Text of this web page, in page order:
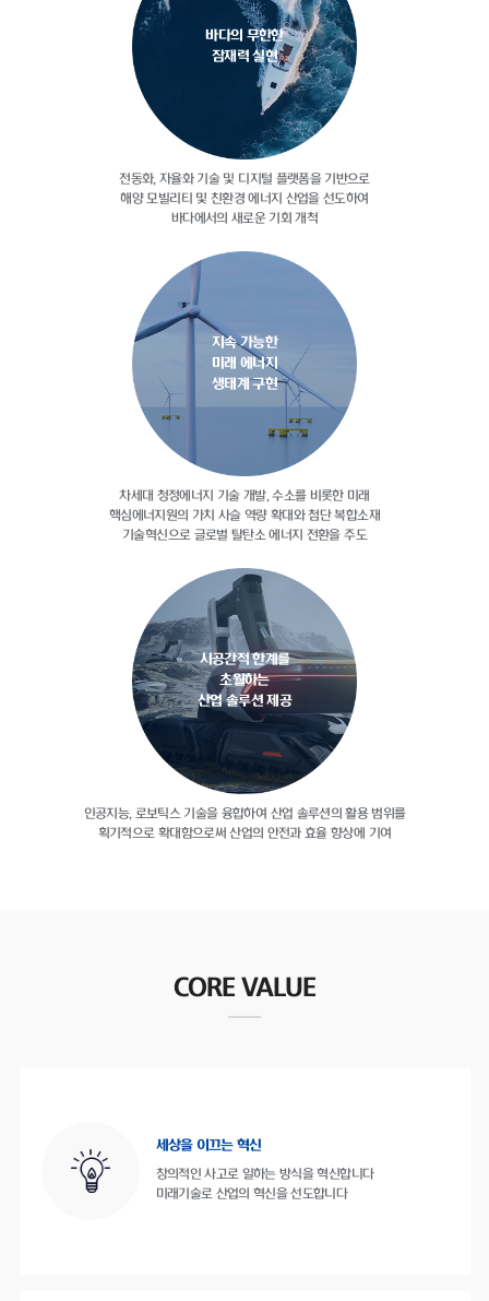
바다의 무한한
잠재력 실현
전동화, 자율화 기술 및 디지털 플랫폼을 기반으로
해양 모빌리티 및 친환경 에너지 산업을 선도하여
바다에서의 새로운 기회 개척
지속 가능한
미래 에너지
생태계 구현
차세대 청정에너지 기술 개발, 수소를 비롯한 미래
핵심에너지원의 가치 사슬 역량 확대와 첨단 복합소재
기술혁신으로 글로벌 탈탄소 에너지 전환을 주도
시공간적 한계를
초월하는
산업 솔루션 제공
인공지능, 로보틱스 기술을 융합하여 산업 솔루션의 활용 범위를
획기적으로 확대함으로써산업의 안전과 효율 향상에 기여
CORE VALUE
세상을 이끄는 혁신
창의적인 사고로 일하는 방식을 혁신합니다
미래기술로 산업의 혁신을 선도합니다